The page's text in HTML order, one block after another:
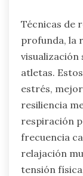
Técnicas de
profunda, la
visualización
atletas.
estrés,
resiliencia
respiración
frecuencia
relajación
tensión